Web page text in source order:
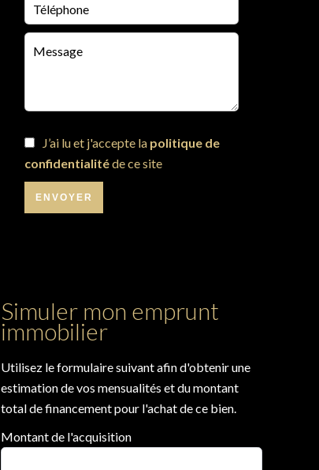
J’ai lu et j'accepte la politique de
confidentialitéde ce site
ENVOYER
Simuler mon emprunt
immobilier
Utilisez le formulaire suivant afin d'obtenir une
estimation de vos mensualités et du montant
total de financement pour l'achat de ce bien.
Montant de l'acquisition